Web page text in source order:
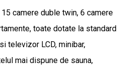
camere duble twin, 6 camere
toate dotate la standard
televizor LCD, minibar,
mai dispune de sauna,